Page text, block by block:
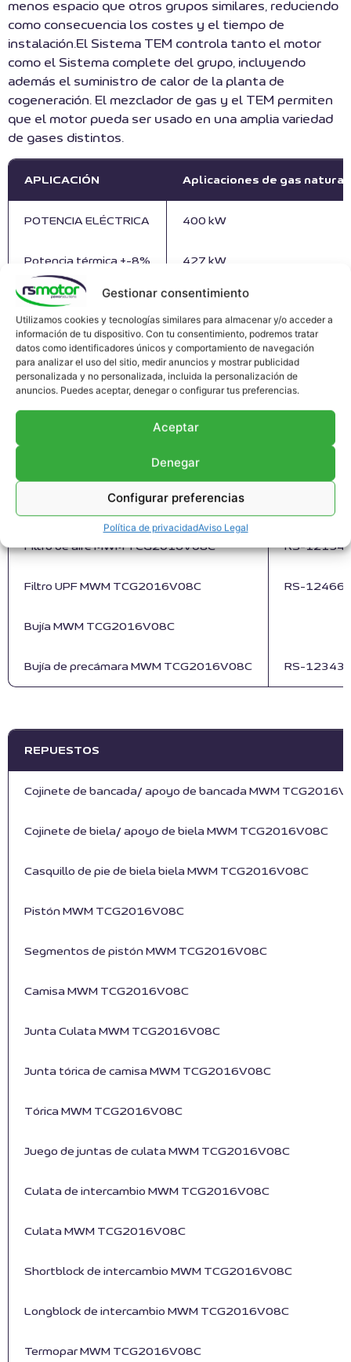
Gestionar consentimiento
Utilizamos cookies y tecnologías similares para almacenar y/o acceder a
información de tu dispositivo. Con tu consentimiento, podremos tratar
datos como identificadores únicos y comportamiento de navegación
para analizar el uso del sitio, medir anuncios y mostrar publicidad
personalizada y no personalizada, incluida la personalización de
anuncios. Puedes aceptar, denegar o configurar tus preferencias.
Aceptar
Denegar
Configurar preferencias
Política de privacidadAviso Legal
menos espacio que otros grupos similares, reduciendo
como consecuencia los costes y el tiempo de
instalación.El Sistema TEM controla tanto el motor
como el Sistema complete del grupo, incluyendo
además el suministro de calor de la planta de
cogeneración. El mezclador de gas y el TEM permiten
que el motor pueda ser usado en una amplia variedad
de gases distintos.
APLICACIÓN Aplicaciones de gas natural
POTENCIA ELÉCTRICA 400 kW
Potencia térmica +-8% 427 kW
Rendimiento eléctrico 0.423
Rendimiento térmico 0.452
Concentración 5% concentración de oxígeno
ELEMENTOS CONSUMIBLES
Filtro de aceite MWM TCG2016V08C
Filtro de aire MWM TCG2016V08C RS-
Filtro UPF MWM TCG2016V08C RS-
Bujía MWM TCG2016V08C
Bujía de precámara MWM TCG2016V08C RS-
REPUESTOS
Cojinete de bancada/ apoyo de bancada MWM
Cojinete de biela/ apoyo de biela MWM TCG2016V08C
Casquillo de pie de biela biela MWM TCG2016V08C
Pistón MWM TCG2016V08C
Segmentos de pistón MWM TCG2016V08C
Camisa MWM TCG2016V08C
Junta Culata MWM TCG2016V08C
Junta tórica de camisa MWM TCG2016V08C
Tórica MWM TCG2016V08C
Juego de juntas de culata MWM TCG2016V08C
Culata de intercambio MWM TCG2016V08C
Culata MWM TCG2016V08C
Shortblock de intercambio MWM TCG2016V08C
Longblock de intercambio MWM TCG2016V08C
Termopar MWM TCG2016V08C